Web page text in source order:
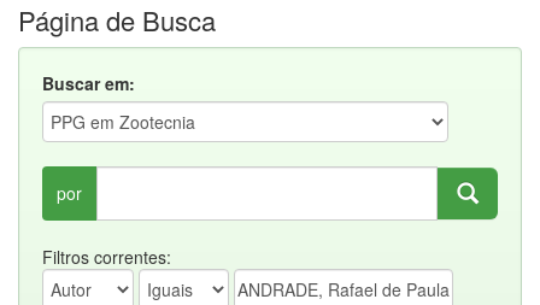
Página de Busca
Buscar em:
por
Filtros correntes: